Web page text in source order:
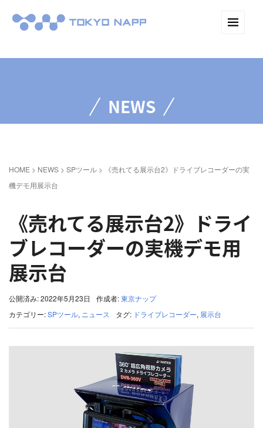
NEWS
HOME > NEWS > SPツール >
《売れてる展示台2》ドライブレコーダーの実
機デモ用展示台
《売れてる展示台2》ドライ
ブレコーダーの実機デモ用
展示台
公開済み: 2022年5月23日 作成者:東京ナップ
カテゴリー:SPツール, ニュース タグ: ドライブレコーダー, 展示台